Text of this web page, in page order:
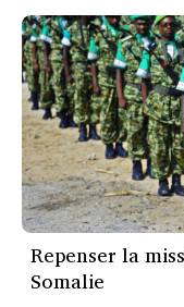
Repenser la
Somalie